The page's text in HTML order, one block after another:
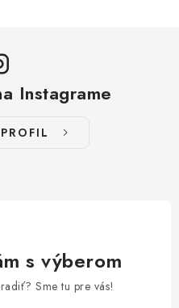
Instagrame
s výberom
Sme tu pre vás!